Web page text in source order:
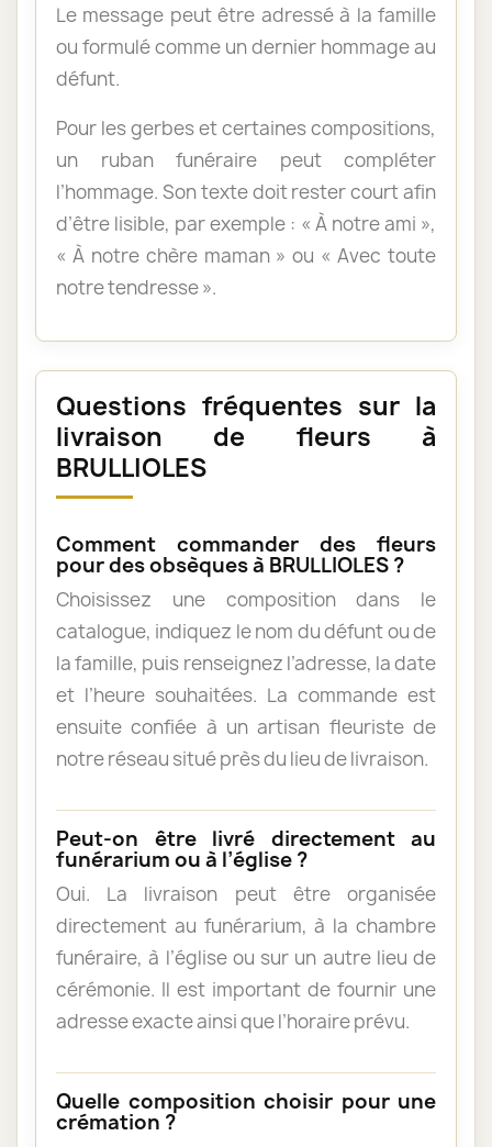
Le message peut être adressé à la famille
ou formulé comme un dernier hommage au
défunt.
Pour les gerbes et certaines compositions,
un ruban funéraire peut compléter
l’hommage. Son texte doit rester court afin
d’être lisible, par exemple : « À notre ami »,
« À notre chère maman » ou « Avec toute
notre tendresse ».
Questions fréquentes sur la
livraison de fleurs à
BRULLIOLES
Comment commander des fleurs
pour des obsèques à BRULLIOLES ?
Choisissez une composition dans le
catalogue, indiquez le nom du défunt ou de
la famille, puis renseignez l’adresse, la date
et l’heure souhaitées. La commande est
ensuite confiée à un artisan fleuriste de
notre réseau situé près du lieu de livraison.
Peut-on être livré directement au
funérarium ou à l’église ?
Oui. La livraison peut être organisée
directement au funérarium, à la chambre
funéraire, à l’église ou sur un autre lieu de
cérémonie. Il est important de fournir une
adresse exacte ainsi que l’horaire prévu.
Quelle composition choisir pour une
crémation ?